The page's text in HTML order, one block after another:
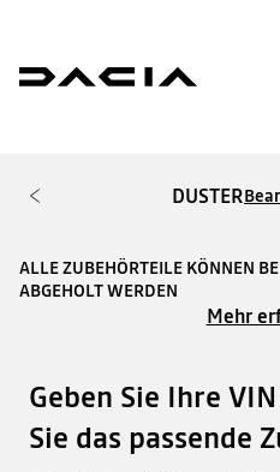
DUSTER
ALLE ZUBEHÖRTEILE KÖNNEN
ABGEHOLT WERDEN
Mehr
Geben Sie Ihre
Sie das passende